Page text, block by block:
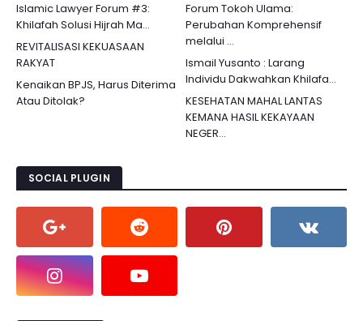
Islamic Lawyer Forum #3:
Khilafah Solusi Hijrah Ma...
Forum Tokoh Ulama:
Perubahan Komprehensif
melalui ...
REVITALISASI KEKUASAAN
RAKYAT
Ismail Yusanto : Larang
Individu Dakwahkan Khilafa...
Kenaikan BPJS, Harus Diterima
Atau Ditolak?
KESEHATAN MAHAL LANTAS
KEMANA HASIL KEKAYAAN
NEGER...
SOCIAL PLUGIN